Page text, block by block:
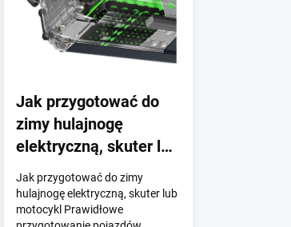
Jak przygotować do
zimy hulajnogę
elektryczną, skuter lub
motocykl?
Jak przygotować do zimy
hulajnogę elektryczną, skuter lub
motocykl Prawidłowe